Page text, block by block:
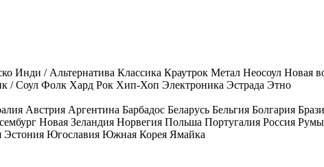
Инди / Альтернатива Классика Краутрок Метал Неосоул Новая
/ Соул Фолк Хард Рок Хип-Хоп Электроника Эстрада Этно
Австрия Аргентина Барбадос Беларусь Бельгия Болгария
Новая Зеландия Норвегия Польша Португалия Россия
Эстония Югославия Южная Корея Ямайка